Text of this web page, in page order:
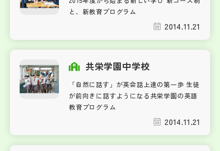
と、新教育プログラム
2014.11.21
共栄学園中学校
「自然に話す」が英会話上達の第一歩 生徒
が前向きに話すようになる共栄学園の英語
教育プログラム
2014.11.21